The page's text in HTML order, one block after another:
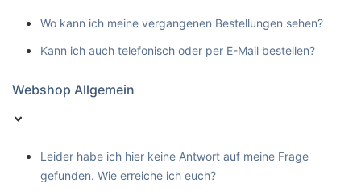
Wo kann ich meine vergangenen Bestellungen sehen?
Kann ich auch telefonisch oder per E-Mail bestellen?
Webshop Allgemein
Leider habe ich hier keine Antwort auf meine Frage
gefunden. Wie erreiche ich euch?